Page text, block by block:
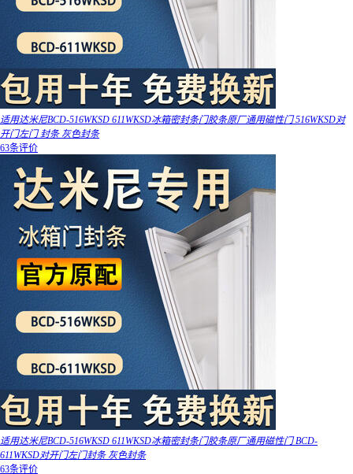
适用达米尼BCD-516WKSD 611WKSD冰箱密封条门胶条原厂通用磁性门 516WKSD对
开门左门 封条 灰色封条
63条评价
适用达米尼BCD-516WKSD 611WKSD冰箱密封条门胶条原厂通用磁性门 BCD-
611WKSD对开门左门封条 灰色封条
63条评价